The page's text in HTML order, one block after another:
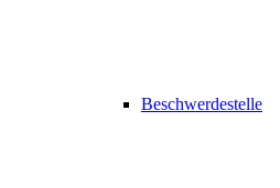
Beschwerdestelle